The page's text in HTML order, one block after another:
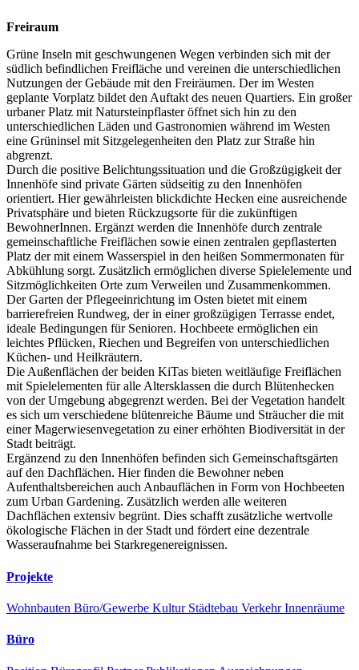
Freiraum
Grüne Inseln mit geschwungenen Wegen verbinden sich mit der
südlich befindlichen Freifläche und vereinen die unterschiedlichen
Nutzungen der Gebäude mit den Freiräumen. Der im Westen
geplante Vorplatz bildet den Auftakt des neuen Quartiers. Ein großer
urbaner Platz mit Natursteinpflaster öffnet sich hin zu den
unterschiedlichen Läden und Gastronomien während im Westen
eine Grüninsel mit Sitzgelegenheiten den Platz zur Straße hin
abgrenzt.
Durch die positive Belichtungssituation und die Großzügigkeit der
Innenhöfe sind private Gärten südseitig zu den Innenhöfen
orientiert. Hier gewährleisten blickdichte Hecken eine ausreichende
Privatsphäre und bieten Rückzugsorte für die zukünftigen
BewohnerInnen. Ergänzt werden die Innenhöfe durch zentrale
gemeinschaftliche Freiflächen sowie einen zentralen gepflasterten
Platz der mit einem Wasserspiel in den heißen Sommermonaten für
Abkühlung sorgt. Zusätzlich ermöglichen diverse Spielelemente und
Sitzmöglichkeiten Orte zum Verweilen und Zusammenkommen.
Der Garten der Pflegeeinrichtung im Osten bietet mit einem
barrierefreien Rundweg, der in einer großzügigen Terrasse endet,
ideale Bedingungen für Senioren. Hochbeete ermöglichen ein
leichtes Pflücken, Riechen und Begreifen von unterschiedlichen
Küchen- und Heilkräutern.
Die Außenflächen der beiden KiTas bieten weitläufige Freiflächen
mit Spielelementen für alle Altersklassen die durch Blütenhecken
von der Umgebung abgegrenzt werden. Bei der Vegetation handelt
es sich um verschiedene blütenreiche Bäume und Sträucher die mit
einer Magerwiesenvegetation zu einer erhöhten Biodiversität in der
Stadt beiträgt.
Ergänzend zu den Innenhöfen befinden sich Gemeinschaftsgärten
auf den Dachflächen. Hier finden die Bewohner neben
Aufenthaltsbereichen auch Anbauflächen in Form von Hochbeeten
zum Urban Gardening. Zusätzlich werden alle weiteren
Dachflächen extensiv begrünt. Dies schafft zusätzliche wertvolle
ökologische Flächen in der Stadt und fördert eine dezentrale
Wasseraufnahme bei Starkregenereignissen.
Projekte
Wohnbauten Büro/Gewerbe Kultur Städtebau VerkehrInnenräume
Büro